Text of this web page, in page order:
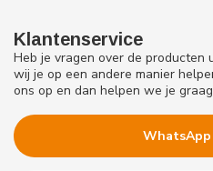
Klantenservice
Heb je vragen over de producten
wij je op een andere manier
ons op en dan helpen we je